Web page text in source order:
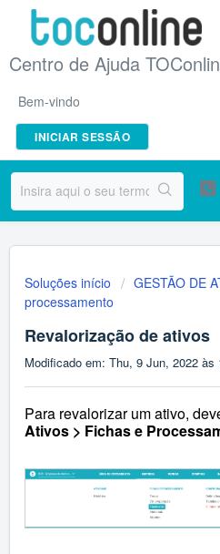
Centro de Ajuda
Bem-vindo
INICIAR SESSÃO
Soluções início GESTÃO DE
processamento
Revalorização de ativos
Modificado em: Thu, 9 Jun, 2022 às
Para revalorizar um ativo,
Ativos > Fichas e